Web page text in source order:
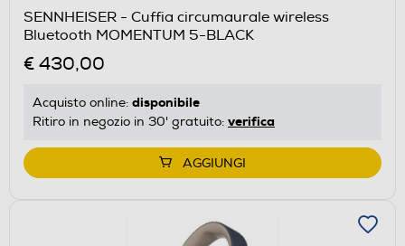
SENNHEISER - Cuffia circumaurale wireless
Bluetooth MOMENTUM 5-BLACK
€ 430,00
Acquisto online: disponibile
Ritiro in negozio in 30' gratuito: verifica
AGGIUNGI